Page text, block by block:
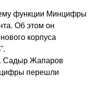
функции Минцифры
Об этом он
корпуса
Садыр Жапаров
перешли